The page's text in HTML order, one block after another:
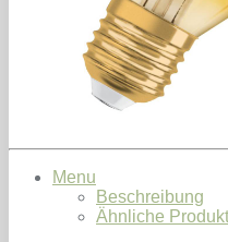
Menu
Beschreibung
Ähnliche